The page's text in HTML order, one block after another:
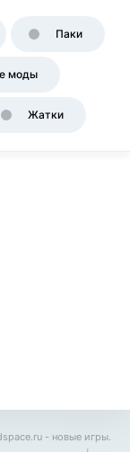
Паки
моды
Жатки
- новые игры.